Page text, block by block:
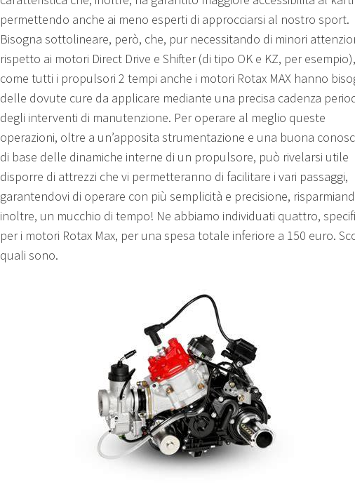
permettendo anche ai meno esperti di approcciarsi al nostro sport.
Bisogna sottolineare, però, che, pur necessitando di minori
rispetto ai motori Direct Drive e Shifter (di tipo OK e KZ, per esempio),
come tutti i propulsori 2 tempi anche i motori Rotax MAX hanno
delle dovute cure da applicare mediante una precisa cadenza
degli interventi di manutenzione. Per operare al meglio queste
operazioni, oltre a un’apposita strumentazione e una buona
di base delle dinamiche interne di un propulsore, può rivelarsi utile
disporre di attrezzi che vi permetteranno di facilitare i vari passaggi,
garantendovi di operare con più semplicità e precisione,
inoltre, un mucchio di tempo! Ne abbiamo individuati quattro,
per i motori Rotax Max, per una spesa totale inferiore a 150 euro.
quali sono.